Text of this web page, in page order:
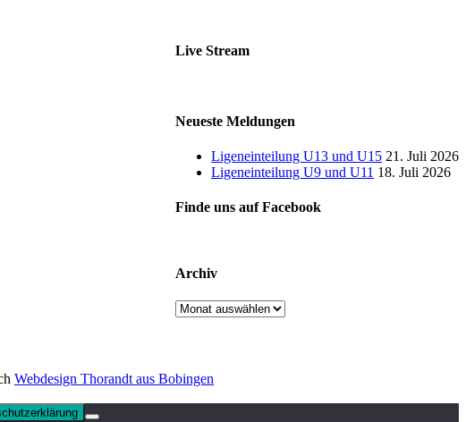
Live Stream
Neueste Meldungen
Ligeneinteilung U13 und U15 21. Juli 2026
Ligeneinteilung U9 und U11 18. Juli 2026
Finde uns auf Facebook
Archiv
Archiv
Webdesign Thorandt aus Bobingen